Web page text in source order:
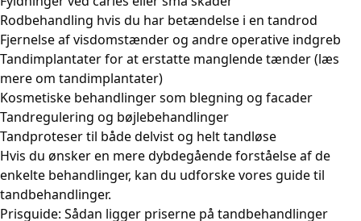
Rodbehandling hvis du har betændelse i en tandrod
Fjernelse af visdomstænder og andre operative indgreb
Tandimplantater for at erstatte manglende tænder (læs
mere om tandimplantater)
Kosmetiske behandlinger som blegning og facader
Tandregulering og bøjlebehandlinger
Tandproteser til både delvist og helt tandløse
Hvis du ønsker en mere dybdegående forståelse af de
enkelte behandlinger, kan du udforske vores guide til
tandbehandlinger.
Prisguide: Sådan ligger priserne på tandbehandlinger